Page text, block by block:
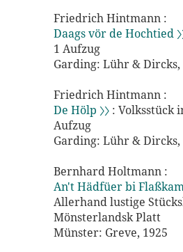
Friedrich Hintmann :
Daags vör de Hochtied
1 Aufzug
Garding: Lühr & Dircks,
Friedrich Hintmann :
De Hölp 〉〉 : Volksstück
Aufzug
Garding: Lühr & Dircks,
Bernhard Holtmann :
An't Hädfüer bi
Allerhand lustige
Mönsterlandsk Platt
Münster: Greve, 1925